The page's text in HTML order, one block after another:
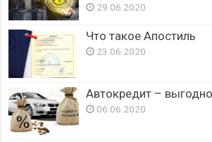
29.06.2020
Что такое Апостиль
23.06.2020
Автокредит –
06.06.2020